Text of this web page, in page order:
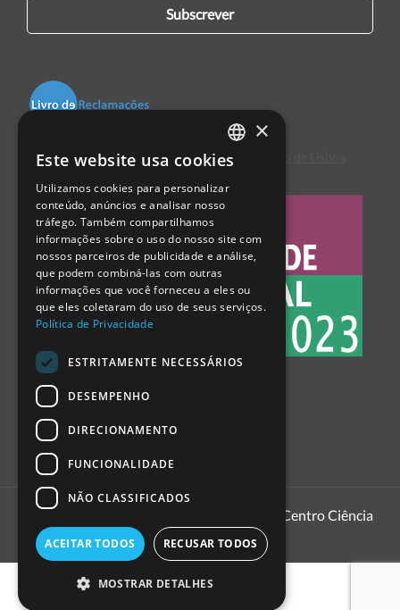
Subscrever
Centro de Arbitragem de Conflitos de Consumo de Lisboa
1999 - 2026
Pavilhão do Conhecimento | Centro Ciência
PORTUGUESE
ENGLISH
SPANISH
×
Este website usa cookies
Utilizamos cookies para personalizar
conteúdo, anúncios e analisar nosso
tráfego. Também compartilhamos
informações sobre o uso do nosso site com
nossos parceiros de publicidade e análise,
que podem combiná-las com outras
informações que você forneceu a eles ou
que eles coletaram do uso de seus serviços.
Política de Privacidade
ESTRITAMENTE NECESSÁRIOS
DESEMPENHO
DIRECIONAMENTO
FUNCIONALIDADE
NÃO CLASSIFICADOS
ACEITAR TODOS RECUSAR TODOS
MOSTRAR DETALHES